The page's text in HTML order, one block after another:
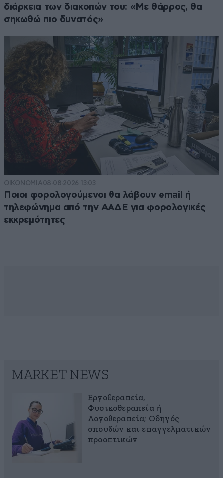
διάρκεια των διακοπών του: «Με θάρρος, θα
σηκωθώ πιο δυνατός»
ΟΙΚΟΝΟΜΙΑ08·08·2026 13:03
Ποιοι φορολογούμενοι θα λάβουν email ή
τηλεφώνημα από την ΑΑΔΕ για φορολογικές
εκκρεμότητες
MARKET NEWS
Εργοθεραπεία,
Φυσικοθεραπεία ή
Λογοθεραπεία; Οδηγός
σπουδών και επαγγελματικών
προοπτικών